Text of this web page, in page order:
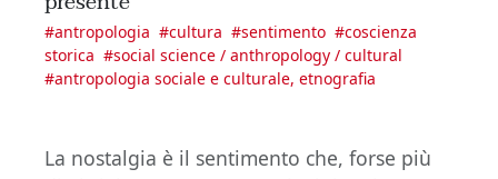
#antropologia #cultura #sentimento #coscienza
storica #social science / anthropology / cultural
#antropologia sociale e culturale, etnografia
La nostalgia è il sentimento che, forse più